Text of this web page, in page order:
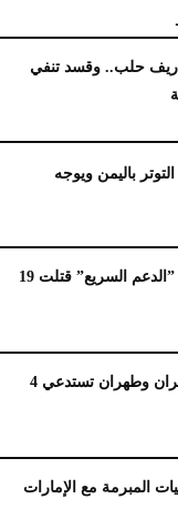
ريف حلب.. وقسد تنفي
باليمن ويوجه
السودان .. القوة المشتركة: ”الدعم السريع” قتلت 19
الاتحاد الأوروبي يصعّد ضد إيران وطهران تستدعي 4
المبرمة مع الإمارات